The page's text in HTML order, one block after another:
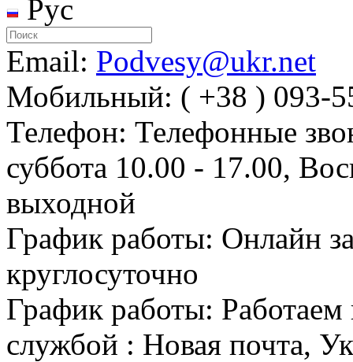
Рус
Email: Podvesy@ukr.net
Мобильный: ( +38 ) 093-
Телефон: Телефонные
суббота 10.00 - 17.00,
выходной
График работы: Онлайн
круглосуточно
График работы: Работаем
службой : Новая почта,